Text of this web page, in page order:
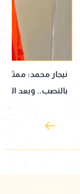
نبيلة عبيد تعود
إذاعي جديد مأخوذ